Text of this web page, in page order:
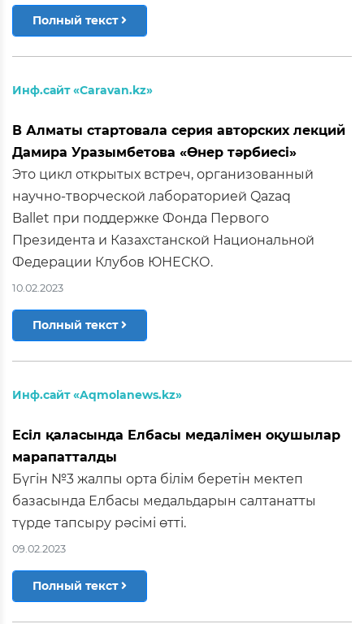
Полный текст
Инф.сайт «Caravan.kz»
В Алматы стартовала серия авторских лекций
Дамира Уразымбетова «Өнер тәрбиесі»
Это цикл открытых встреч, организованный
научно-творческой лабораторией Qazaq
Ballet при поддержке Фонда Первого
Президента и Казахстанской Национальной
Федерации Клубов ЮНЕСКО.
10.02.2023
Полный текст
Инф.сайт «Aqmolanews.kz»
Есіл қаласында Елбасы медалімен оқушылар
марапатталды
Бүгін №3 жалпы орта білім беретін мектеп
базасында Елбасы медальдарын салтанатты
түрде тапсыру рәсімі өтті.
09.02.2023
Полный текст